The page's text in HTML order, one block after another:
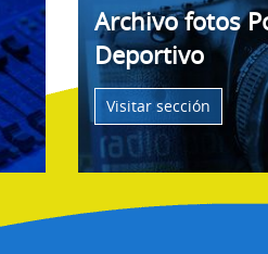
Archivo fotos
Deportivo
Visitar sección